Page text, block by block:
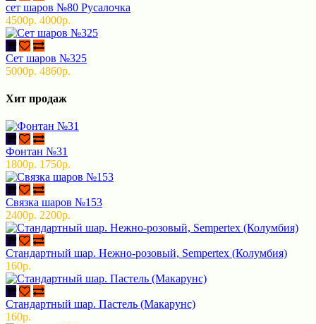
сет шаров №80 Русалочка
4500р. 4000р.
Сет шаров №325
5000р. 4860р.
Хит продаж
Фонтан №31
1800р. 1750р.
Связка шаров №153
2400р. 2200р.
Стандартный шар. Нежно-розовый, Sempertex (Колумбия)
160р.
Стандартный шар. Пастель (Макарунс)
160р.